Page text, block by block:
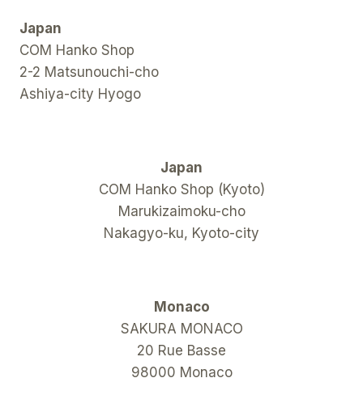
Japan
COM Hanko Shop
2-2 Matsunouchi-cho
Ashiya-city Hyogo
Japan
COM Hanko Shop (Kyoto)
Marukizaimoku-cho
Nakagyo-ku, Kyoto-city
Monaco
SAKURA MONACO
20 Rue Basse
98000 Monaco